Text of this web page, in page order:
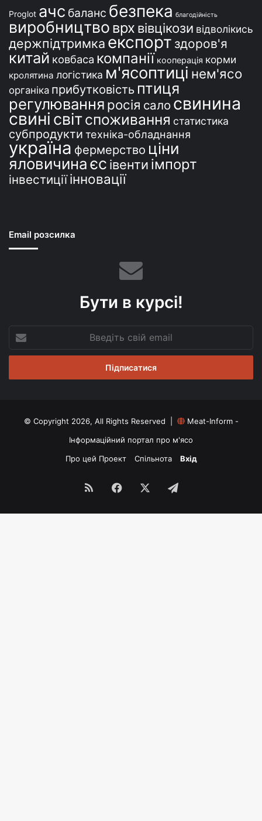
Proglot ачс баланс безпека благодійність
виробництво врх вівцікози відволікись
держпідтримка експорт здоров'я
китай ковбаса компанії кооперація корми
кролятина логістика м'ясоптиці нем'ясо
органіка прибутковість птиця
регулювання росія сало свинина
свині світспоживання статистика
субпродукти техніка-обладнання
україна фермерство ціни
яловичинаєс івенти імпорт
інвестиції інновації
Email розсилка
Бути в курсі!
свій
email
© Copyright 2026, All Rights Reserved |
Meat-Inform -
Інформаційний портал про м'ясо
Про цей Проект
Спільнота Вхід
RSS Facebook